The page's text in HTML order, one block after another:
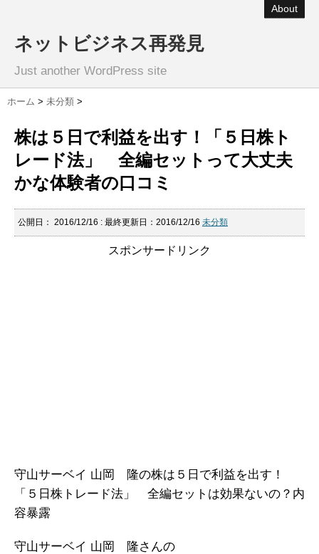
About
ネットビジネス再発見
Just another WordPress site
ホーム > 未分類 >
株は５日で利益を出す！「５日株ト
レード法」 全編セットって大丈夫
かな体験者の口コミ
公開日： 2016/12/16 : 最終更新日：2016/12/16 未分類
スポンサードリンク
守山サーベイ 山岡 隆の株は５日で利益を出す！
「５日株トレード法」 全編セットは効果ないの？内
容暴露
守山サーベイ 山岡 隆さんの